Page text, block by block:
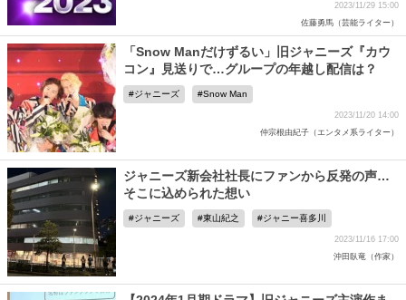
2023/11/29 15:00
佐藤勇馬（芸能ライター）
「Snow Manだけずるい」旧ジャニーズ『カウ
コン』見送りで…グループの年越し配信は？
ジャニーズ Snow Man
2023/11/20 14:00
仲宗根由紀子（エンタメ系ライター）
ジャニーズ新会社社長にファンから反発の声…
そこに込められた想い
ジャニーズ 東山紀之 ジャニー喜多川
2023/11/16 17:00
沖田臥竜（作家）